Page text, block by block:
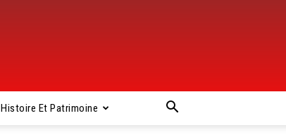
Histoire Et Patrimoine